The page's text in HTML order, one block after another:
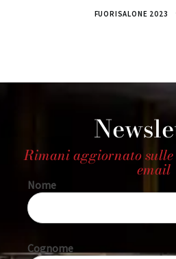
FUORISALONE 2023
Rimani aggiornato
email